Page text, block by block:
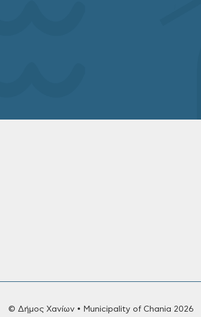
© Δήμος Χανίων • Municipality of Chania 2026